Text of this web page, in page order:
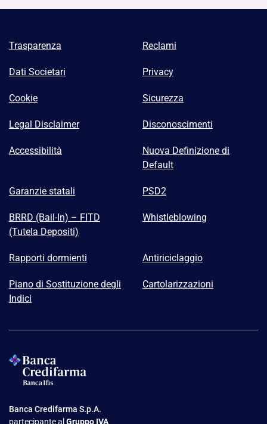
Trasparenza Reclami
Dati Societari Privacy
Cookie Sicurezza
Legal Disclaimer Disconoscimenti
Accessibilità
Nuova Definizione di
Default
Garanzie statali PSD2
BRRD (Bail-In) – FITD
(Tutela Depositi)
Whistleblowing
Rapporti dormienti Antiriciclaggio
Piano di Sostituzione degli
Indici
Cartolarizzazioni
Banca Credifarma S.p.A.
partecipante al Gruppo IVA